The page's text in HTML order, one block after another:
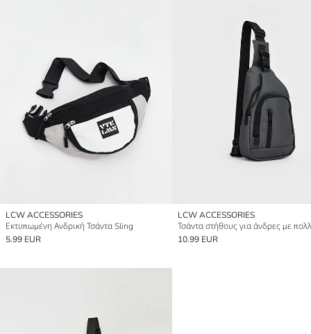
LCW ACCESSORIES
Εκτυπωμένη Ανδρική Τσάντα Sling
5.99 EUR
LCW ACCESSORIES
10.99 EUR